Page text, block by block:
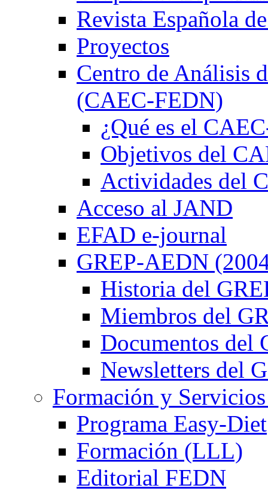
Revista Española
Proyectos
Centro de Análisis
(CAEC-FEDN)
¿Qué es el
Objetivos del
Actividades del
Acceso al JAND
EFAD e-journal
GREP-AEDN
Historia del
Miembros del
Documentos del
Newsletters del
Formación y
Programa Easy-Diet
Formación (LLL)
Editorial FEDN